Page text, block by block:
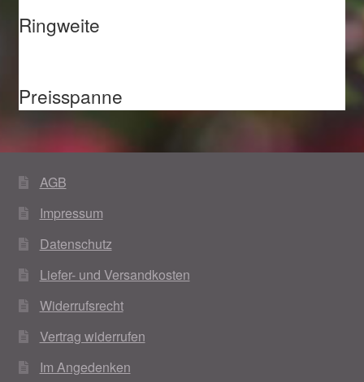
Ringweite
Preisspanne
AGB
Impressum
Datenschutz
Liefer- und Versandkosten
Widerrufsrecht
Vertrag widerrufen
Im Angedenken